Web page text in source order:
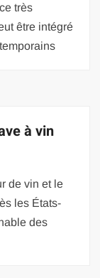
très
être intégré
à vin
de vin et le
les États-
des